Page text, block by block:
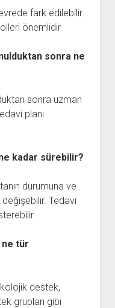
fark edilebilir.
önemlidir.
sonra ne
sonra uzman
planı
kadar sürebilir?
durumuna ve
değişebilir. Tedavi
ne tür
destek,
grupları gibi